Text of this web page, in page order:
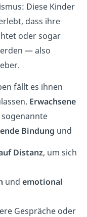
Diese Kinder
dass ihre
oder sogar
— also
fällt es ihnen
Erwachsene
Bindung und
Distanz, um sich
und emotional
Gespräche oder